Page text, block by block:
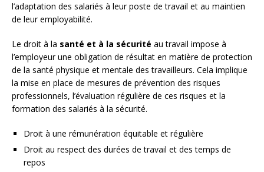
l’adaptation des salariés à leur poste de travail et au maintien
de leur employabilité.
Le droit à la santé et à la sécurité au travail impose à
l’employeur une obligation de résultat en matière de protection
de la santé physique et mentale des travailleurs. Cela implique
la mise en place de mesures de prévention des risques
professionnels, l’évaluation régulière de ces risques et la
formation des salariés à la sécurité.
Droit à une rémunération équitable et régulière
Droit au respect des durées de travail et des temps de
repos